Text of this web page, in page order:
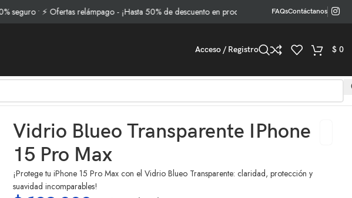
• ⚡ Ofertas relámpago - ¡Hasta 50% de descuento en productos seleccionados!
FAQsContáctanos
Acceso / Registro $ 0
Vidrio Blueo Transparente IPhone
15 Pro Max
¡Protege tu iPhone 15 Pro Max con el Vidrio Blueo Transparente: claridad, protección y
suavidad incomparables!